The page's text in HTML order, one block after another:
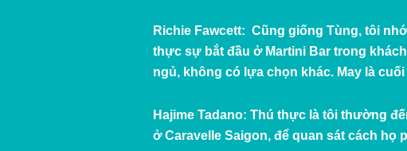
Richie Fawcett: Cũng giống Tùng, tôi
thực sự bắt đầu ở Martini Bar trong
ngủ, không có lựa chọn khác. May là
Hajime Tadano: Thú thực là tôi thường
ở Caravelle Saigon, để quan sát cách